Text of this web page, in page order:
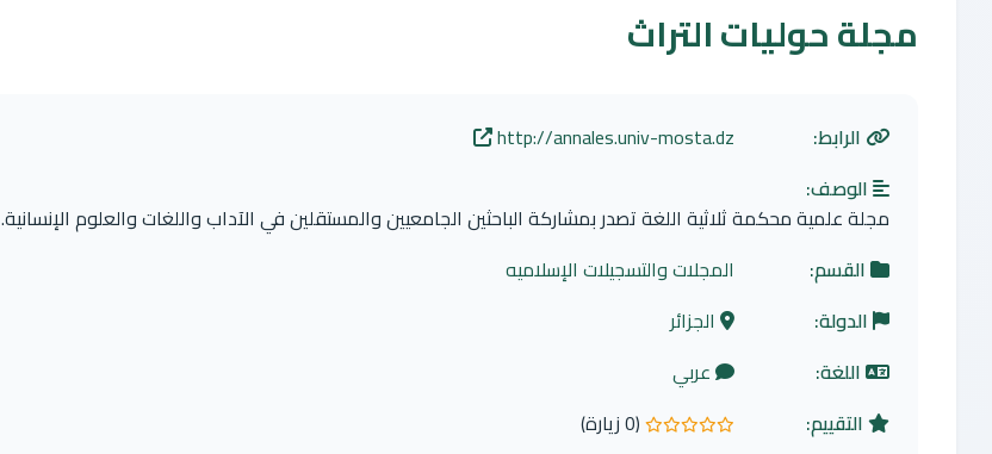
مجلة حوليات التراث
الرابط:
http://annales.univ-mosta.dz
الوصف:
مجلة علمية محكمة ثلاثية اللغة تصدر بمشاركة الباحثين الجامعيين والمستقلين في الآداب واللغات والعلوم الإنسانية.
القسم:
المجلات والتسجيلات الإسلاميه
الدولة:
الجزائر
اللغة:
عربي
التقييم:
0.0 من 5 نجوم
(0 زيارة)